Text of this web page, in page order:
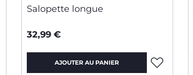
Salopette longue
32,99 €
AJOUTER AU PANIER